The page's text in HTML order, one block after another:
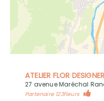
ATELIER FLOR DESIGNER
27 avenue Maréchal
Partenaire 123fleurs